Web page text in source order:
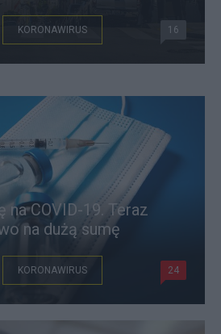
KORONAWIRUS 16
na COVID-19. Teraz
na dużą sumę
KORONAWIRUS 24